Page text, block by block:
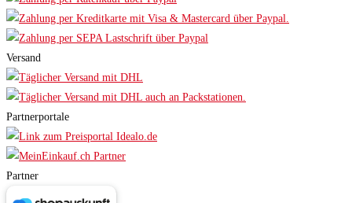
Versand
Partnerportale
Partner